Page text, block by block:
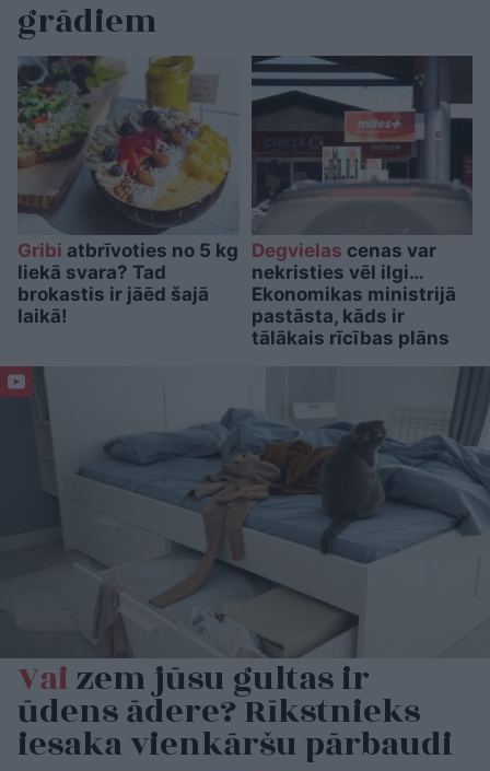
grādiem
Gribi atbrīvoties no 5 kg
liekā svara? Tad
brokastis ir jāēd šajā
laikā!
Degvielas cenas var
nekristies vēl ilgi…
Ekonomikas ministrijā
pastāsta, kāds ir
tālākais rīcības plāns
Vaizem jūsu gultas ir
ūdens ādere? Rīkstnieks
iesaka vienkāršu pārbaudi